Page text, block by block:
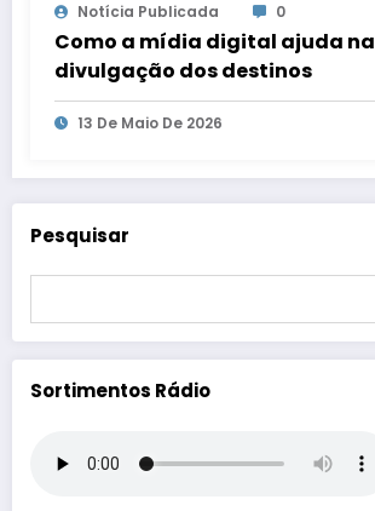
Notícia Publicada 0
Como a mídia digital ajuda na
divulgação dos destinos
13 De Maio De 2026
Pesquisar
Sortimentos Rádio